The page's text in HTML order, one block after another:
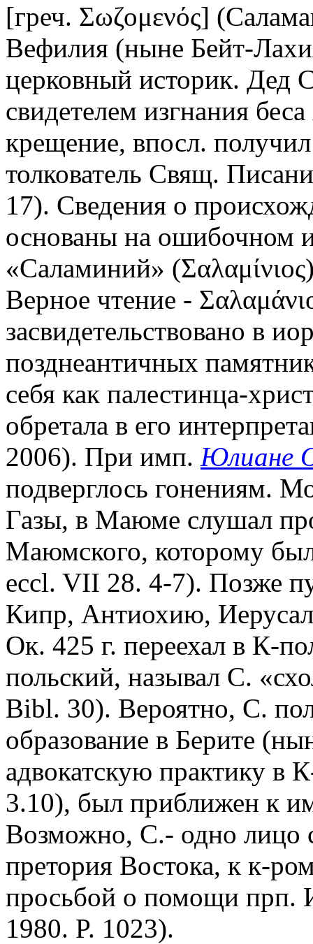
[греч. Σωζομενός]
Вефилия (ныне Бейт-
церковный историк. Дед
свидетелем изгнания
крещение, впосл.
толкователь Свящ.
17). Сведения о
основаны на ошибочном
«Саламиний»
Верное чтение -
засвидетельствовано в
позднеантичных
себя как палестинца-
обретала в его
2006). При имп. Юлиане
подверглось гонениям.
Газы, в Маюме слушал
Маюмского, которому
eccl. VII 28. 4-7). Позже
Кипр, Антиохию,
Ок. 425 г. переехал в К-
польский, называл С.
Bibl. 30). Вероятно, С.
образование в Берите
адвокатскую практику в
3.10), был приближен к
Возможно, С.- одно лицо
претория Востока, к к-
просьбой о помощи прп.
1980. P. 1023).